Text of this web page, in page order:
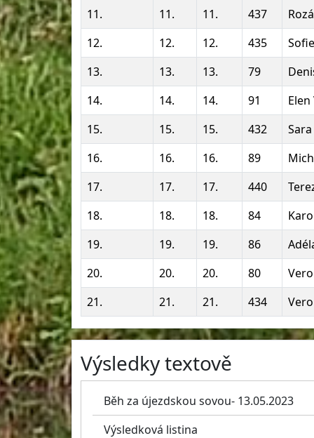
11. 11. 11. 437
12.
12. 12. 435
13.
13. 13. 79
14.
14. 14. 91
15.
15. 15. 432
16.
16. 16. 89
17.
17. 17. 440
18.
18. 18. 84
19.
19. 19. 86
20.
20. 20. 80
21.
21. 21. 434
Výsledky textově
Běh za újezdskou sovou- 13.05.2023
Výsledková listina